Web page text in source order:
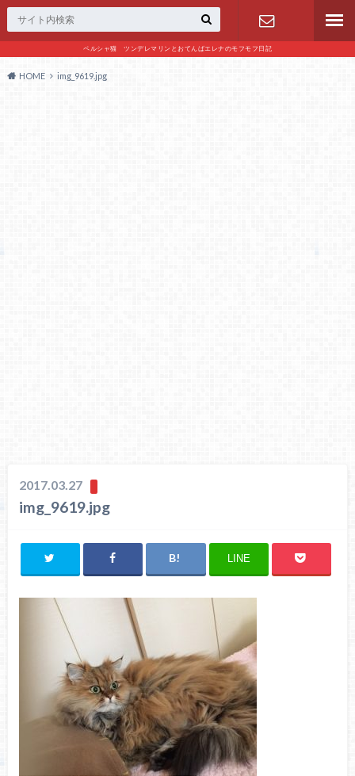
ペルシャ猫 ツンデレマリンとおてんばエレナのモフモフ日記
お問い合わ
HOME img_9619.jpg
2017.03.27
img_9619.jpg
LINE